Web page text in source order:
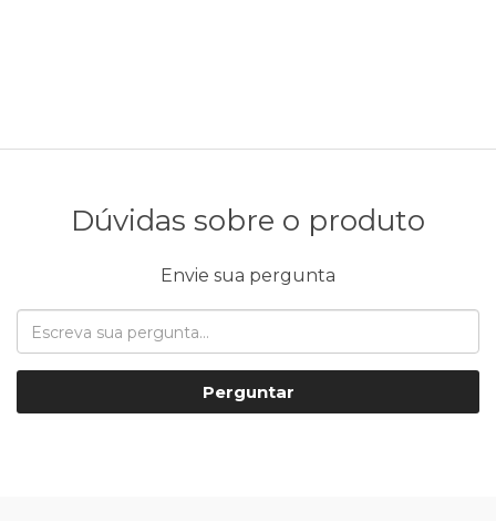
Dúvidas sobre o produto
Envie sua pergunta
Perguntar